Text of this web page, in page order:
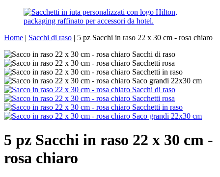
Home | Sacchi di raso | 5 pz Sacchi in raso 22 x 30 cm - rosa chiaro
5 pz Sacchi in raso 22 x 30 cm -
rosa chiaro